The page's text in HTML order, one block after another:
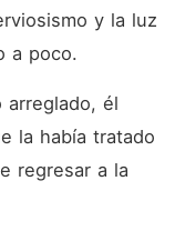
y la luz
a poco.
arreglado, él
la había tratado
regresar a la